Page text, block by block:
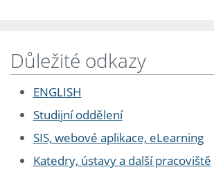
Důležité odkazy
ENGLISH
Studijní oddělení
SIS, webové aplikace, eLearning
Katedry, ústavy a další pracoviště